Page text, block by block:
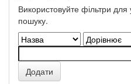
Використовуйте фільтри для
пошуку.